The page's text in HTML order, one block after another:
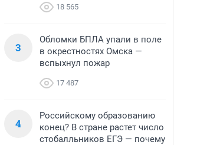
18 565
3
Обломки БПЛА упали в поле
в окрестностях Омска —
вспыхнул пожар
17 487
4
Российскому образованию
конец? В стране растет число
стобалльников ЕГЭ — почему